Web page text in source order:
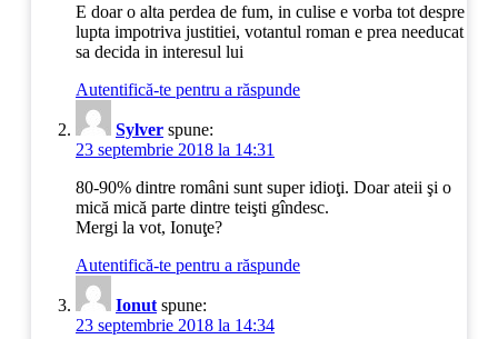
E doar o alta perdea de fum, in culise e vorba tot despre
lupta impotriva justitiei, votantul roman e prea needucat
sa decida in interesul lui
Autentifică-te pentru a răspunde
Sylver spune:
23 septembrie 2018 la 14:31
80-90% dintre români sunt super idioţi. Doar ateii şi o
mică mică parte dintre teişti gîndesc.
Mergi la vot, Ionuţe?
Autentifică-te pentru a răspunde
Ionut spune:
23 septembrie 2018 la 14:34